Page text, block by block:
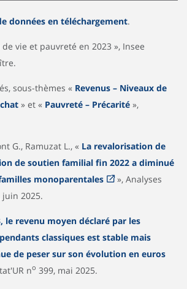
données en téléchargement.
vie et pauvreté en 2023 », Insee
sous-thèmes « Revenus – Niveaux de
» et « Pauvreté – Précarité »,
G., Ramuzat L., « La revalorisation de
de soutien familial fin 2022 a diminué
monoparentales
», Analyses
juin 2025.
le revenu moyen déclaré par les
classiques est stable mais
de peser sur son évolution en euros
no 399, mai 2025.